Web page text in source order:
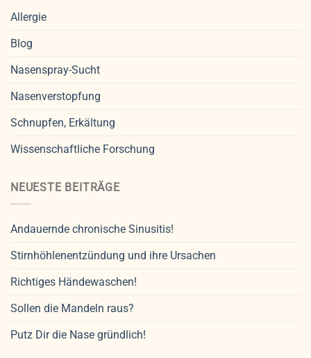
Allergie
Blog
Nasenspray-Sucht
Nasenverstopfung
Schnupfen, Erkältung
Wissenschaftliche Forschung
NEUESTE BEITRÄGE
Andauernde chronische Sinusitis!
Stirnhöhlenentzündung und ihre Ursachen
Richtiges Händewaschen!
Sollen die Mandeln raus?
Putz Dir die Nase gründlich!